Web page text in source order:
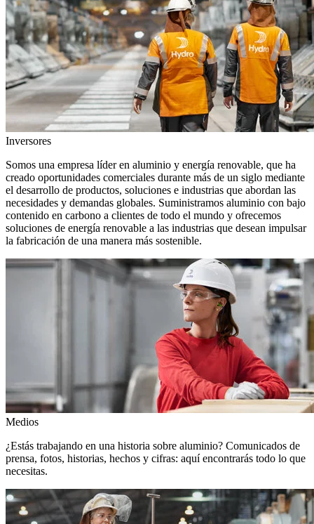
Inversores
Somos una empresa líder en aluminio y energía renovable, que ha
creado oportunidades comerciales durante más de un siglo mediante
el desarrollo de productos, soluciones e industrias que abordan las
necesidades y demandas globales. Suministramos aluminio con bajo
contenido en carbono a clientes de todo el mundo y ofrecemos
soluciones de energía renovable a las industrias que desean impulsar
la fabricación de una manera más sostenible.
Medios
¿Estás trabajando en una historia sobre aluminio? Comunicados de
prensa, fotos, historias, hechos y cifras: aquí encontrarás todo lo que
necesitas.